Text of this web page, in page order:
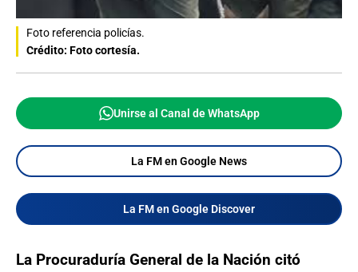
Foto referencia policías.
Crédito: Foto cortesía.
Unirse al Canal de WhatsApp
La FM en Google News
La FM en Google Discover
La Procuraduría General de la Nación citó